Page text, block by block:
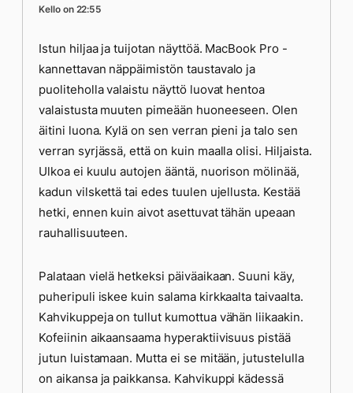
Kello on 22:55
Istun hiljaa ja tuijotan näyttöä. MacBook Pro -
kannettavan näppäimistön taustavalo ja
puoliteholla valaistu näyttö luovat hentoa
valaistusta muuten pimeään huoneeseen. Olen
äitini luona. Kylä on sen verran pieni ja talo sen
verran syrjässä, että on kuin maalla olisi. Hiljaista.
Ulkoa ei kuulu autojen ääntä, nuorison mölinää,
kadun vilskettä tai edes tuulen ujellusta. Kestää
hetki, ennen kuin aivot asettuvat tähän upeaan
rauhallisuuteen.
Palataan vielä hetkeksi päiväaikaan. Suuni käy,
puheripuli iskee kuin salama kirkkaalta taivaalta.
Kahvikuppeja on tullut kumottua vähän liikaakin.
Kofeiinin aikaansaama hyperaktiivisuus pistää
jutun luistamaan. Mutta ei se mitään, jutustelulla
on aikansa ja paikkansa. Kahvikuppi kädessä